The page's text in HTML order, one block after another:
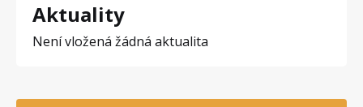
Aktuality
Není vložená žádná aktualita